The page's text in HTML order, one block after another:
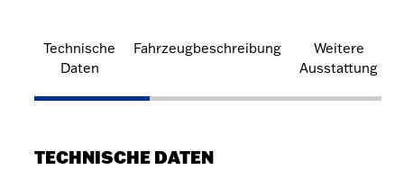
Technische
Daten
Fahrzeugbeschreibung
Weitere
Ausstattung
TECHNISCHE DATEN